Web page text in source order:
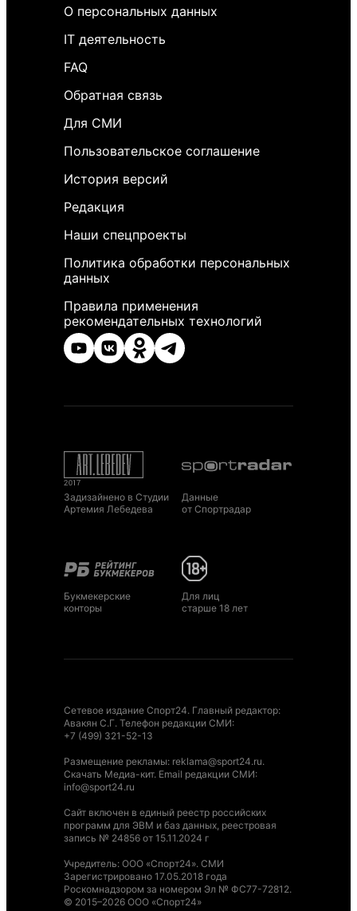
О персональных данных
IT деятельность
FAQ
Обратная связь
Для СМИ
Пользовательское соглашение
История версий
Редакция
Наши спецпроекты
Политика обработки персональных
данных
Правила применения
рекомендательных технологий
Задизайнено в Студии
Артемия Лебедева
Данные
от Спортрадар
Букмекерские
конторы
Для лиц
старше 18 лет
Сетевое издание Спорт24. Главный редактор:
Авакян С.Г. Телефон редакции СМИ:
+7 (499) 321-52-13
Размещение рекламы: reklama@sport24.ru.
Скачать Медиа-кит. Email редакции СМИ:
info@sport24.ru
Сайт включен в единый реестр российских
программ для ЭВМ и баз данных, реестровая
запись № 24856 от 15.11.2024 г
Учредитель: ООО «Спорт24». СМИ
Зарегистрировано 17.05.2018 года
Роскомнадзором за номером Эл № ФС77-72812.
© 2015–2026 ООО «Спорт24»